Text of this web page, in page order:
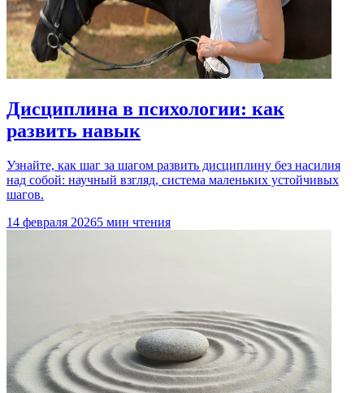
Дисциплина в психологии: как
развить навык
Узнайте, как шаг за шагом развить дисциплину без насилия
над собой: научный взгляд, система маленьких устойчивых
шагов.
14 февраля 20265 мин чтения